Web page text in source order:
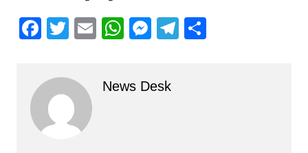
F
c
e
b
o
T
itt
er
E W
s
M
s
T S
News Desk